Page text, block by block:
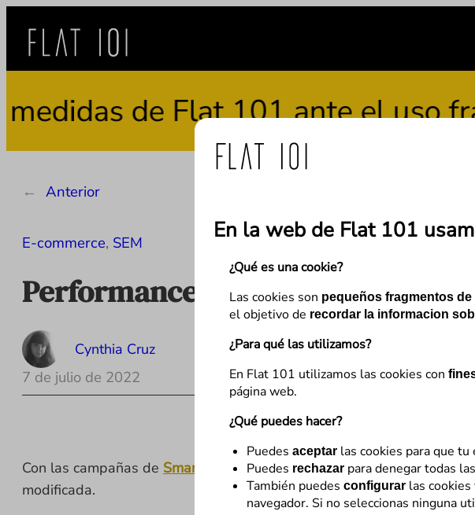
En la web de Flat 101
¿Qué es una cookie?
Las cookies son pequeños fragmentos de
el objetivo de recordar la informacion
¿Para qué las utilizamos?
En Flat 101 utilizamos las cookies con
página web.
¿Qué puedes hacer?
Puedes aceptar las cookies para que
Puedes rechazar para denegar todas
También puedes configurar las
navegador. Si no seleccionas ninguna
contenido
de Flat 101 ante el uso
← Anterior
E-commerce, SEM
Performance Max: Todo lo que
Cynthia Cruz
7 de julio de 2022
Con las campañas de Smart Shopping comenzaron los primeros
modificada.